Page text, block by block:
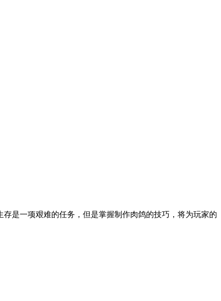
是一项艰难的任务，但是掌握制作肉鸽的技巧，将为玩家的